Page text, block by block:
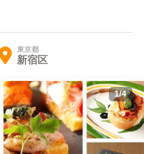
東京都
新宿区
1/4